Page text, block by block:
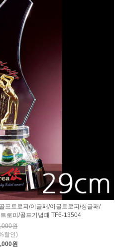
프트로피/이글패/이글트로피/싱글패/
로피/골프기념패 TF6-13504
원
할인)
원